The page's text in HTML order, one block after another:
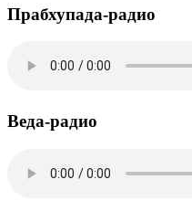
Прабхупада-радио
Веда-радио